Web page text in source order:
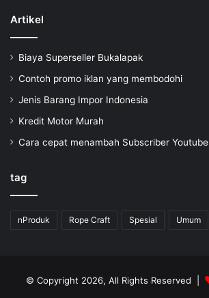
Artikel
Biaya Superseller Bukalapak
Contoh promo iklan yang membodohi
Jenis Barang Impor Indonesia
Kredit Motor Murah
Cara cepat menambah Subscriber Youtube
tag
nProduk Rope Craft Spesial Umum
© Copyright 2026, All Rights Reserved |